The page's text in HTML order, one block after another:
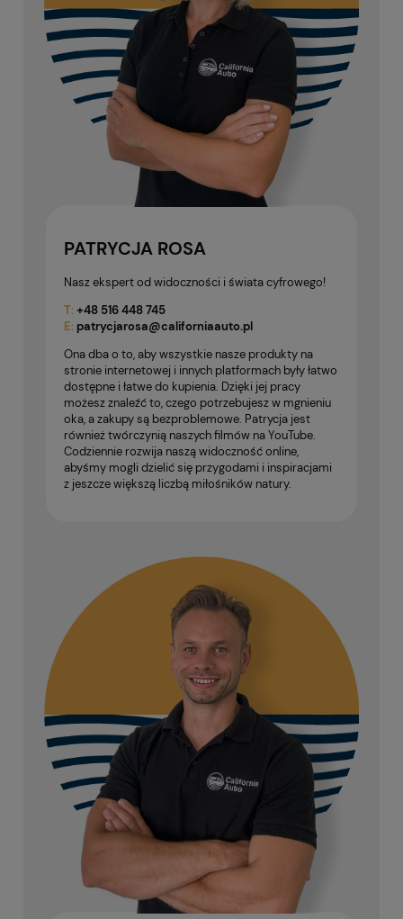
PATRYCJA ROSA
Nasz ekspert od widoczności i świata cyfrowego!
T:+48 516 448 745
E: patrycjarosa@californiaauto.pl
Ona dba o to, aby wszystkie nasze produkty na
stronie internetowej i innych platformach były łatwo
dostępne i łatwe do kupienia. Dzięki jej pracy
możesz znaleźć to, czego potrzebujesz w mgnieniu
oka, a zakupy są bezproblemowe. Patrycja jest
również twórczynią naszych filmów na YouTube.
Codziennie rozwija naszą widoczność online,
abyśmy mogli dzielić się przygodami i inspiracjami
z jeszcze większą liczbą miłośników natury.